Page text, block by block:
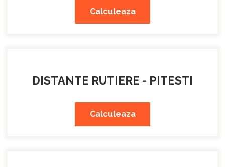
Calculeaza
DISTANTE RUTIERE - PITESTI
Calculeaza